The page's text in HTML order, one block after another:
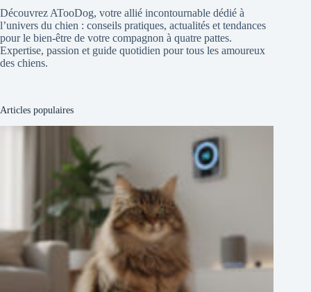
Découvrez ATooDog, votre allié incontournable dédié à
l’univers du chien : conseils pratiques, actualités et tendances
pour le bien-être de votre compagnon à quatre pattes.
Expertise, passion et guide quotidien pour tous les amoureux
des chiens.
Articles populaires